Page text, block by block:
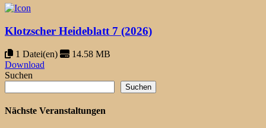
Klotzscher Heideblatt 7 (2026)
1 Datei(en)
14.58 MB
Download
Suchen
Suchen
Nächste Veranstaltungen